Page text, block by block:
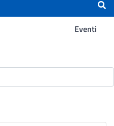
Eventi
-